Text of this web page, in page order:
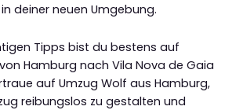
deiner neuen Umgebung.
Tipps bist du bestens auf
Hamburg nach Vila Nova de Gaia
auf Umzug Wolf aus Hamburg,
reibungslos zu gestalten und